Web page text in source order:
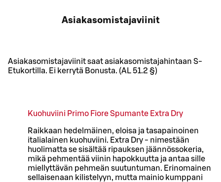
Asiakasomistajaviinit
Asiakasomistajaviinit saat asiakasomistajahintaan S-
Etukortilla. Ei kerrytä Bonusta. (AL 51.2 §)
Kuohuviini Primo Fiore Spumante Extra Dry
Raikkaan hedelmäinen, eloisa ja tasapainoinen
italialainen kuohuviini. Extra Dry - nimestään
huolimatta se sisältää ripauksen jäännössokeria,
mikä pehmentää viinin hapokkuutta ja antaa sille
miellyttävän pehmeän suutuntuman. Erinomainen
sellaisenaan kilistelyyn, mutta mainio kumppani